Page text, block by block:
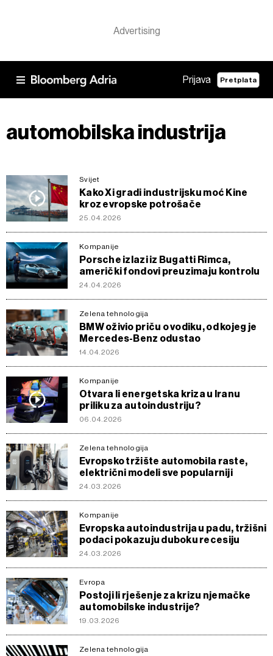
Prijava Pretplata
automobilska industrija
Svijet
Kako Xi gradi industrijsku moć Kine
kroz evropske potrošače
25.04.2026
Kompanije
Porsche izlazi iz Bugatti Rimca,
američki fondovi preuzimaju kontrolu
24.04.2026
Zelena tehnologija
BMW oživio priču o vodiku, od kojeg je
Mercedes-Benz odustao
14.04.2026
Kompanije
Otvara li energetska kriza u Iranu
priliku za autoindustriju?
06.04.2026
Zelena tehnologija
Evropsko tržište automobila raste,
električni modeli sve popularniji
24.03.2026
Kompanije
Evropska autoindustrija u padu, tržišni
podaci pokazuju duboku recesiju
24.03.2026
Evropa
Postoji li rješenje za krizu njemačke
automobilske industrije?
19.03.2026
Zelena tehnologija